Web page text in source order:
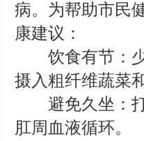
病。为帮助市民
康建议：
饮食有节：少
摄入粗纤维蔬菜
避免久坐：打
肛周血液循环。